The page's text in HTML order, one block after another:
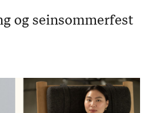
og seinsommerfest